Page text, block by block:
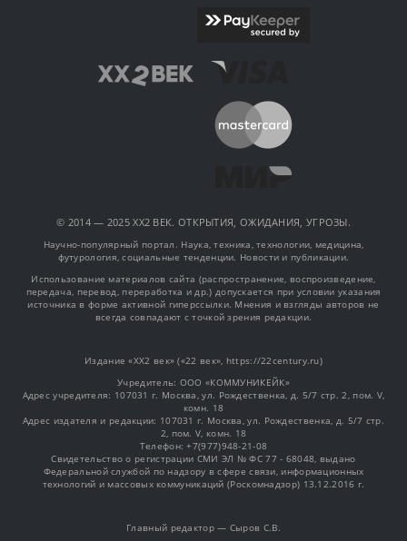
© 2014 — 2025 XX2 ВЕК. ОТКРЫТИЯ, ОЖИДАНИЯ, УГРОЗЫ.
Научно-популярный портал. Наука, техника, технологии, медицина,
футурология, социальные тенденции. Новости и публикации.
Использование материалов сайта (распространение, воспроизведение,
передача, перевод, переработка и др.) допускается при условии указания
источника в форме активной гиперссылки. Мнения и взгляды авторов не
всегда совпадают с точкой зрения редакции.
Издание «XX2 век» («22 век», https://22century.ru)
Учредитель: OOO «КОММУНИКЕЙК»
Адрес учредителя: 107031 г. Москва, ул. Рождественка, д. 5/7 стр. 2, пом. V,
комн. 18
Адрес издателя и редакции: 107031 г. Москва, ул. Рождественка, д. 5/7 стр.
2, пом. V, комн. 18
Телефон: +7(977)948-21-08
Свидетельство о регистрации СМИ ЭЛ № ФС 77 - 68048, выдано
Федеральной службой по надзору в сфере связи, информационных
технологий и массовых коммуникаций (Роскомнадзор) 13.12.2016 г.
Главный редактор — Сыров С.В.